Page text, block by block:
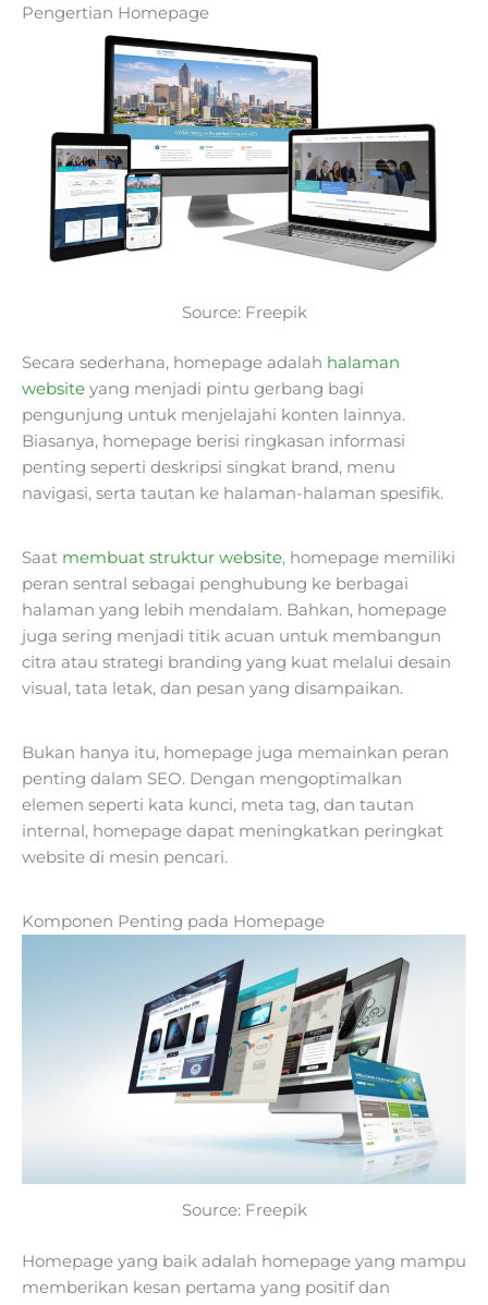
Pengertian Homepage
Source: Freepik
Secara sederhana, homepage adalah halaman
website yang menjadi pintu gerbang bagi
pengunjung untuk menjelajahi konten lainnya.
Biasanya, homepage berisi ringkasan informasi
penting seperti deskripsi singkat brand, menu
navigasi, serta tautan ke halaman-halaman spesifik.
Saat membuat struktur website, homepage memiliki
peran sentral sebagai penghubung ke berbagai
halaman yang lebih mendalam. Bahkan, homepage
juga sering menjadi titik acuan untuk membangun
citra atau strategi branding yang kuat melalui desain
visual, tata letak, dan pesan yang disampaikan.
Bukan hanya itu, homepage juga memainkan peran
penting dalam SEO. Dengan mengoptimalkan
elemen seperti kata kunci, meta tag, dan tautan
internal, homepage dapat meningkatkan peringkat
website di mesin pencari.
Komponen Penting pada Homepage
Source: Freepik
Homepage yang baik adalah homepage yang mampu
memberikan kesan pertama yang positif dan